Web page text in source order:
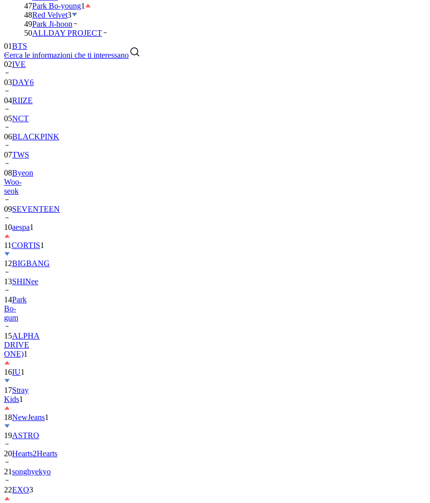
47Park Bo-young1
48Red Velvet3
49Park Ji-hoon
50ALLDAY PROJECT
Cerca le informazioni che ti interessano
BTS
02IVE
03DAY6
04RIIZE
05NCT
06BLACKPINK
07TWS
08Byeon
Woo-
seok
09SEVENTEEN
10aespa1
11CORTIS
12BIGBANG
13SHINee
14Park
Bo-
gum
15ALPHA
DRIVE
ONE)1
16IU1
17Stray
Kids
18NewJeans
19ASTRO
20Hearts2Hearts
21songhyekyo
22EXO3
23Suzy1